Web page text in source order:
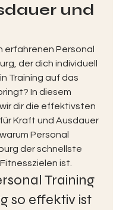
und
erfahrenen Personal
der dich individuell
Training auf das
In diesem
dir die effektivsten
Kraft und Ausdauer
Personal
der schnellste
ist.
Training
so effektiv ist